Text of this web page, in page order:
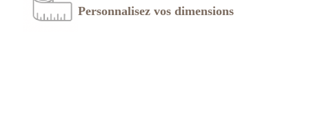
Personnalisez vos dimensions